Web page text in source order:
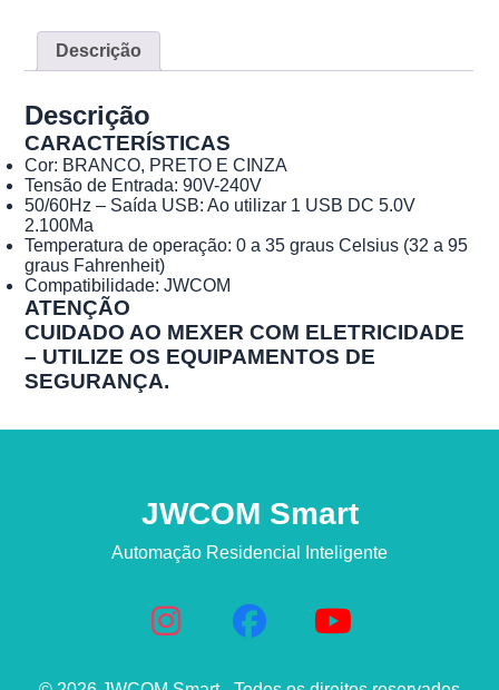
Descrição
Descrição
CARACTERÍSTICAS
Cor: BRANCO, PRETO E CINZA
Tensão de Entrada: 90V-240V
50/60Hz – Saída USB: Ao utilizar 1 USB DC 5.0V
2.100Ma
Temperatura de operação: 0 a 35 graus Celsius (32 a 95
graus Fahrenheit)
Compatibilidade: JWCOM
ATENÇÃO
CUIDADO AO MEXER COM ELETRICIDADE
– UTILIZE OS EQUIPAMENTOS DE
SEGURANÇA.
JWCOM Smart
Automação Residencial Inteligente